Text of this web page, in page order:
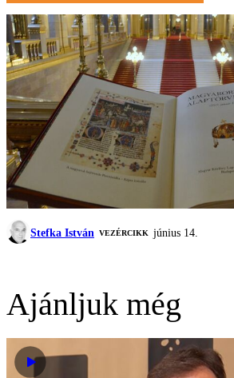
Stefka István VEZÉRCIKK június 14.
Ajánljuk még